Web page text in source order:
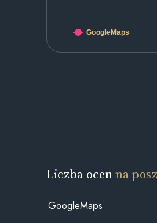
GoogleMaps
Liczba ocenna
GoogleMaps